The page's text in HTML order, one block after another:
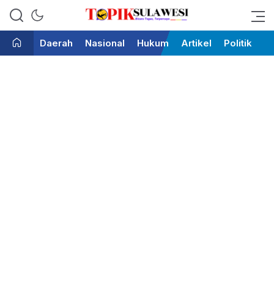
Topik Sulawesi
Bicara Tegas Terpercaya
Daerah
Nasional Hukum Artikel Politik